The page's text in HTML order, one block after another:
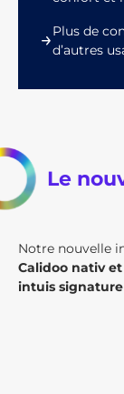
Plus de
d’autres
Le
Notre nouvelle
Calidoo nativ
intuis signature